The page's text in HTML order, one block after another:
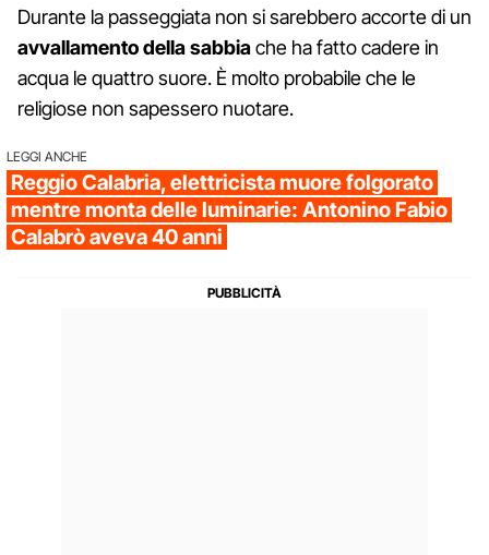
Durante la passeggiata non si sarebbero accorte di un
avvallamento della sabbiache ha fatto cadere in
acqua le quattro suore. È molto probabile che le
religiose non sapessero nuotare.
LEGGI ANCHE
Reggio Calabria, elettricista muore folgorato
mentre monta delle luminarie: Antonino Fabio
Calabrò aveva 40 anni